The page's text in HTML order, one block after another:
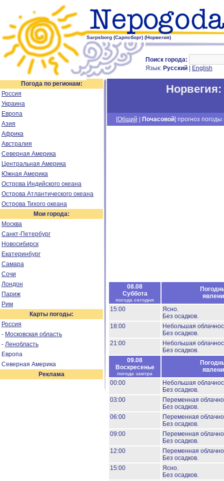
Sarpsborg (Сарпсборг) (Норвегия)
Поиск города:
Язык: Русский English
Погода по регионам:
Россия
Украина
Европа
Азия
Африка
Австралия
Северная Америка
Центральная Америка
Южная Америка
Острова Индийского океана
Острова Атлантического океана
Острова Тихого океана
Мои города:
Москва
Санкт-Петербург
Новосибирск
Екатеринбург
Самара
Сочи
Лондон
Париж
Рим
Карты погоды:
Россия
- Московская область
- Ленобласть
Европа
Северная Америка
Реклама
Норвегия:
[Общий Почасовой] прогноз погоды
08.08
Суббота
погода сегодня
15:00
Ясно.
Без осадков.
18:00
Небольшая
Без осадков.
21:00
Небольшая
Без осадков.
09.08
Воскресенье
погода завтра
00:00
Небольшая
Без осадков.
03:00
Переменная
Без осадков.
06:00
Переменная
Без осадков.
09:00
Переменная
Без осадков.
12:00
Переменная
Без осадков.
15:00
Ясно.
Без осадков.